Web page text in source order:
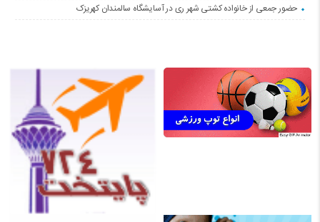
حضور جمعی از خانواده کشتی شهر ری در آسایشگاه سالمندان کهریزک